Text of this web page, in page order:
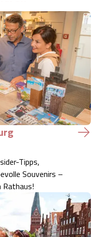
Tipps,
Souvenirs –